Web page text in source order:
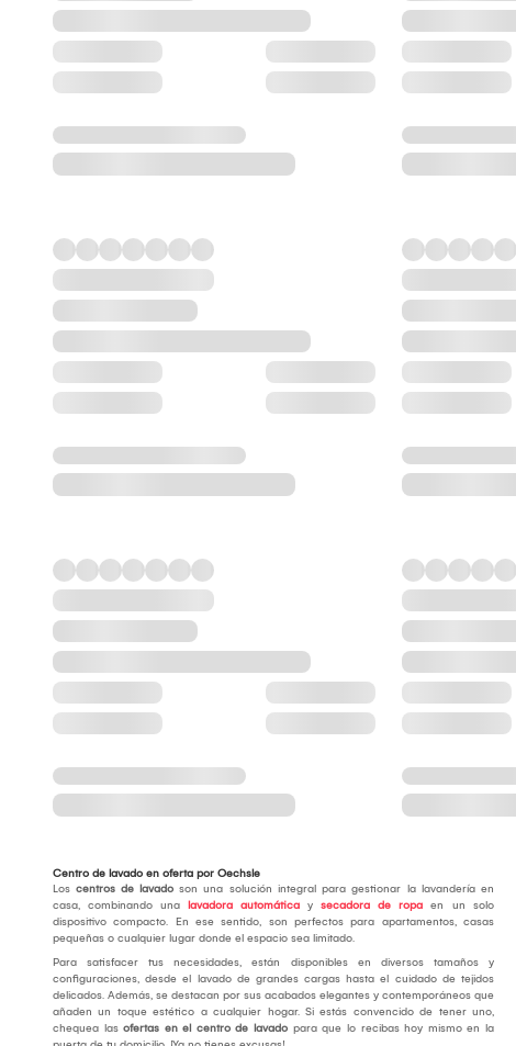
Centro de lavado en oferta por Oechsle
Los centros de lavado son una solución integral para gestionar la lavandería en
casa, combinando una lavadora automática y secadora de ropa en un solo
dispositivo compacto. En ese sentido, son perfectos para apartamentos, casas
pequeñas o cualquier lugar donde el espacio sea limitado.
Para satisfacer tus necesidades, están disponibles en diversos tamaños y
configuraciones, desde el lavado de grandes cargas hasta el cuidado de tejidos
delicados. Además, se destacan por sus acabados elegantes y contemporáneos que
añaden un toque estético a cualquier hogar. Si estás convencido de tener uno,
chequea las ofertas en el centro de lavado para que lo recibas hoy mismo en la